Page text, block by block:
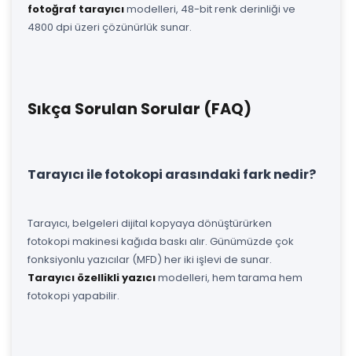
fotoğraf tarayıcımodelleri, 48-bit renk derinliği ve
4800 dpi üzeri çözünürlük sunar.
Sıkça Sorulan Sorular (FAQ)
Tarayıcı ile fotokopi arasındaki fark nedir?
Tarayıcı, belgeleri dijital kopyaya dönüştürürken
fotokopi makinesi kağıda baskı alır. Günümüzde çok
fonksiyonlu yazıcılar (MFD) her iki işlevi de sunar.
Tarayıcı özellikli yazıcımodelleri, hem tarama hem
fotokopi yapabilir.